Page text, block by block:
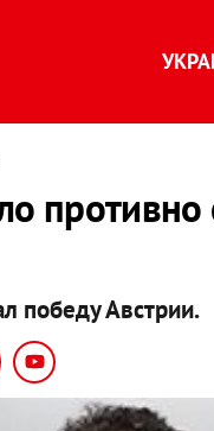
противно
победу Австрии.